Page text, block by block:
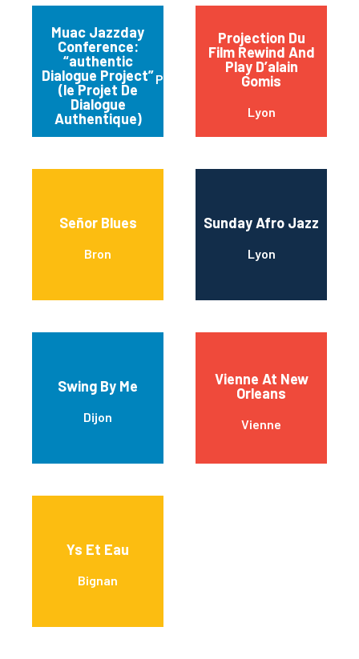
Muac Jazzday
Conference:
“authentic
Dialogue Project”
(le Projet De
Dialogue
Authentique)
Paris
Projection Du
Film Rewind And
Play D’alain
Gomis
Lyon
Señor Blues
Bron
Sunday Afro Jazz
Lyon
Swing By Me
Dijon
Vienne At New
Orleans
Vienne
Ys Et Eau
Bignan